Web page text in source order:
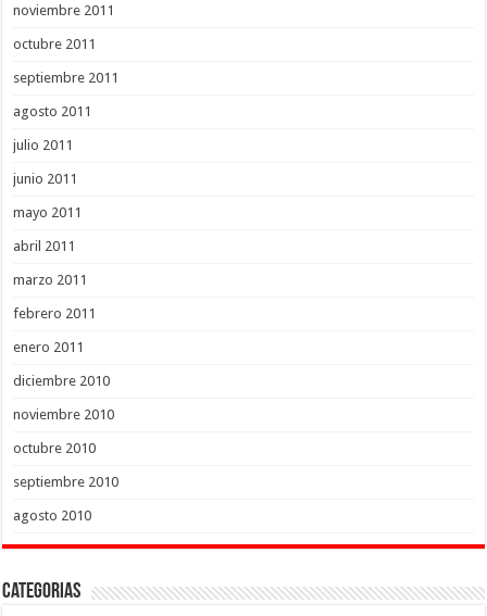
noviembre 2011
octubre 2011
septiembre 2011
agosto 2011
julio 2011
junio 2011
mayo 2011
abril 2011
marzo 2011
febrero 2011
enero 2011
diciembre 2010
noviembre 2010
octubre 2010
septiembre 2010
agosto 2010
Categorias